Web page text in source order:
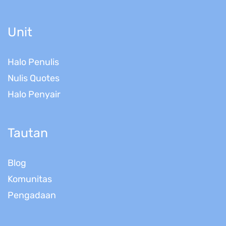
Unit
Halo Penulis
Nulis Quotes
Halo Penyair
Tautan
Blog
Komunitas
Pengadaan